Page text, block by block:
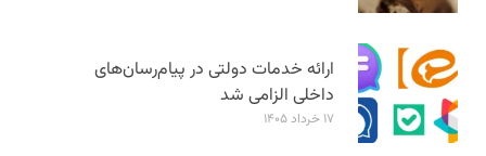
ارائه خدمات دولتی در پیام‌رسان‌های
داخلی الزامی شد
۱۷ خرداد ۱۴۰۵